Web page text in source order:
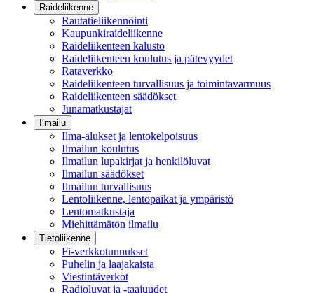
Raideliikenne
Rautatieliikennöinti
Kaupunkiraideliikenne
Raideliikenteen kalusto
Raideliikenteen koulutus ja pätevyydet
Rataverkko
Raideliikenteen turvallisuus ja toimintavarmuus
Raideliikenteen säädökset
Junamatkustajat
Ilmailu
Ilma-alukset ja lentokelpoisuus
Ilmailun koulutus
Ilmailun lupakirjat ja henkilöluvat
Ilmailun säädökset
Ilmailun turvallisuus
Lentoliikenne, lentopaikat ja ympäristö
Lentomatkustaja
Miehittämätön ilmailu
Tietoliikenne
Fi-verkkotunnukset
Puhelin ja laajakaista
Viestintäverkot
Radioluvat ja -taajuudet